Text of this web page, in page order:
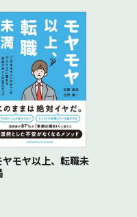
が高い
いない
る
ヤモヤ以上、転職未